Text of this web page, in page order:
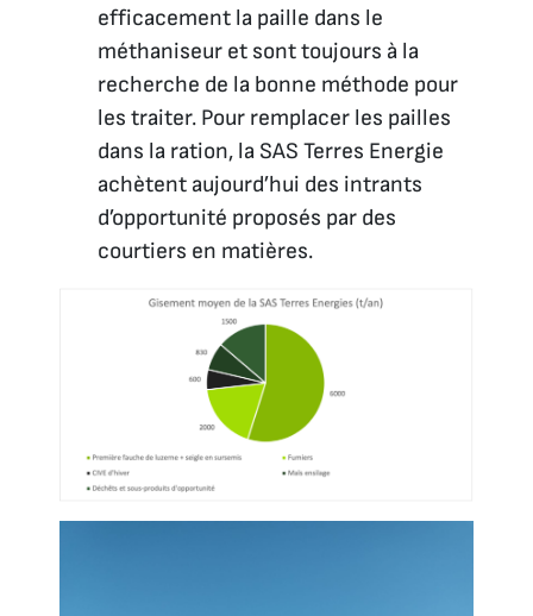
efficacement la paille dans le
méthaniseur et sont toujours à la
recherche de la bonne méthode pour
les traiter. Pour remplacer les pailles
dans la ration, la SAS Terres Energie
achètent aujourd’hui des intrants
d’opportunité proposés par des
courtiers en matières.